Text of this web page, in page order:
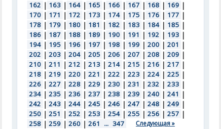
162 | 163 | 164 | 165 | 166 | 167 | 168 | 169 |
170 | 171 | 172 | 173 | 174 | 175 | 176 | 177 |
178 | 179 | 180 | 181 | 182 | 183 | 184 | 185 |
186 | 187 | 188 | 189 | 190 | 191 | 192 | 193 |
194 | 195 | 196 | 197 | 198 | 199 | 200 | 201 |
202 | 203 | 204 | 205 | 206 | 207 | 208 | 209 |
210 | 211 | 212 | 213 | 214 | 215 | 216 | 217 |
218 | 219 | 220 | 221 | 222 | 223 | 224 | 225 |
226 | 227 | 228 | 229 | 230 | 231 | 232 | 233 |
234 | 235 | 236 | 237 | 238 | 239 | 240 | 241 |
242 | 243 | 244 | 245 | 246 | 247 | 248 | 249 |
250 | 251 | 252 | 253 | 254 | 255 | 256 | 257 |
258 | 259 | 260 | 261 ... 347 Следующая »